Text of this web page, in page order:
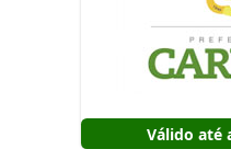
Válido até